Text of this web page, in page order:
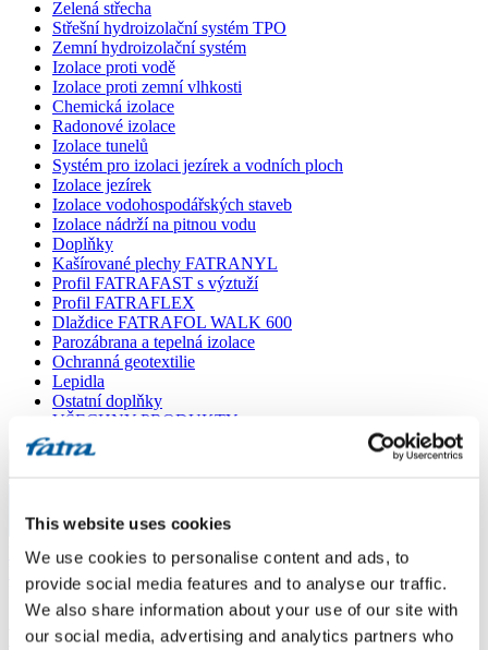
This website uses cookies
We use cookies to personalise content and ads, to
provide social media features and to analyse our traffic.
We also share information about your use of our site with
our social media, advertising and analytics partners who
Zelená střecha
Střešní hydroizolační systém TPO
Zemní hydroizolační systém
Izolace proti vodě
Izolace proti zemní vlhkosti
Chemická izolace
Radonové izolace
Izolace tunelů
Systém pro izolaci jezírek a vodních ploch
Izolace jezírek
Izolace vodohospodářských staveb
Izolace nádrží na pitnou vodu
Doplňky
Kašírované plechy FATRANYL
Profil FATRAFAST s výztuží
Profil FATRAFLEX
Dlaždice FATRAFOL WALK 600
Parozábrana a tepelná izolace
Ochranná geotextilie
Lepidla
Ostatní doplňky
VŠECHNY PRODUKTY
Menu
Domů
Dotaz 593
Dotaz 593